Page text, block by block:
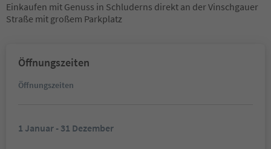
Einkaufen mit Genuss in Schluderns direkt an der Vinschgauer
Straße mit großem Parkplatz
Öffnungszeiten
Öffnungszeiten
1 Januar - 31 Dezember